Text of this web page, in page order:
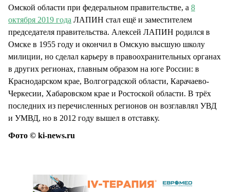
Омской области при федеральном правительстве, а 8
октября 2019 года ЛАПИН стал ещё и заместителем
председателя правительства. Алексей ЛАПИН родился в
Омске в 1955 году и окончил в Омскую высшую школу
милиции, но сделал карьеру в правоохранительных органах
в других регионах, главным образом на юге России: в
Краснодарском крае, Волгоградской области, Карачаево-
Черкесии, Хабаровском крае и Ростоской области. В трёх
последних из перечисленных регионов он возглавлял УВД
и УМВД, но в 2012 году вышел в отставку.
Фото © ki-news.ru